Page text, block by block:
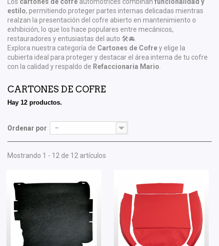
Los cartones de cofre automotrices combinan funcionalidad y
estilo, permitiendo proteger partes internas delicadas mientras
realzan la presentación del cofre abierto en mantenimiento o
exhibición, lo que los hace populares entre mecánicos,
restauradores y entusiastas del auto 🛠️🚘.
Explora nuestra categoría de Cartones de Cofrey elige la
cubierta ideal para proteger y destacar el área interna de tu cofre
con la calidad y respaldo de Refaccionaria Mario.
CARTONES DE COFRE
Hay 12 productos.
Ordenar por --
Mostrando 1 - 12 de 12 artículos